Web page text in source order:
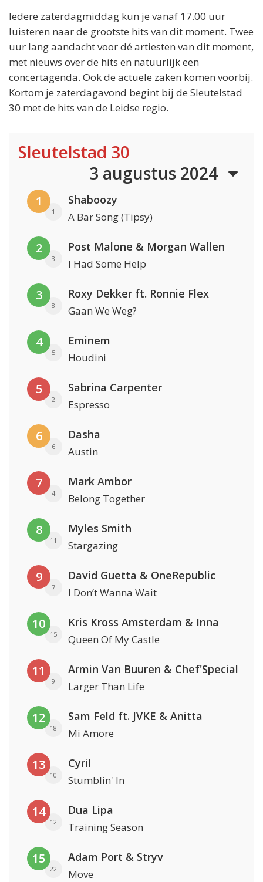
Iedere zaterdagmiddag kun je vanaf 17.00 uur
luisteren naar de grootste hits van dit moment. Twee
uur lang aandacht voor dé artiesten van dit moment,
met nieuws over de hits en natuurlijk een
concertagenda. Ook de actuele zaken komen voorbij.
Kortom je zaterdagavond begint bij de Sleutelstad
30 met de hits van de Leidse regio.
Sleutelstad 30
3 augustus 2024
1
1
Shaboozy
A Bar Song (Tipsy)
2
3
Post Malone & Morgan Wallen
I Had Some Help
3
8
Roxy Dekker ft. Ronnie Flex
Gaan We Weg?
4
5
Eminem
Houdini
5
2
Sabrina Carpenter
Espresso
6
6
Dasha
Austin
7
4
Mark Ambor
Belong Together
8
11
Myles Smith
Stargazing
9
7
David Guetta & OneRepublic
I Don’t Wanna Wait
10
15
Kris Kross Amsterdam & Inna
Queen Of My Castle
11
9
Armin Van Buuren & Chef'Special
Larger Than Life
12
18
Sam Feld ft. JVKE & Anitta
Mi Amore
13
10
Cyril
Stumblin' In
14
12
Dua Lipa
Training Season
15
22
Adam Port & Stryv
Move